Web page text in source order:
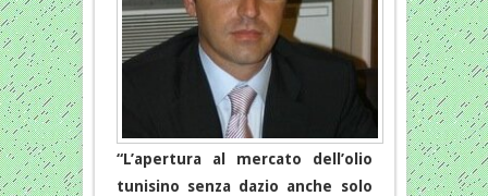
“L’apertura al mercato dell’olio
tunisino senza dazio anche solo